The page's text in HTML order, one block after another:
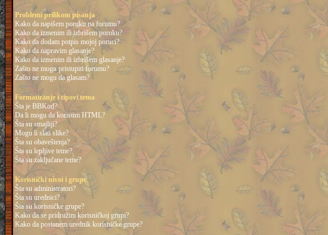
Problemi prilikom pisanja
Kako da napišem poruku na forumu?
Kako da izmenim ili izbrišem poruku?
Kako da dodam potpis mojoj poruci?
Kako da napravim glasanje?
Kako da izmenim ili izbrišem glasanje?
Zašto ne mogu pristupiti forumu?
Zašto ne mogu da glasam?
Formatiranje i tipovi tema
Šta je BBKod?
Da li mogu da koristim HTML?
Šta su smajliji?
Mogu li slati slike?
Šta su obaveštenja?
Šta su lepljive teme?
Šta su zaključane teme?
Korisnički nivoi i grupe
Šta su administratori?
Šta su urednici?
Šta su korisničke grupe?
Kako da se pridružim korisničkoj grupi?
Kako da postanem urednik korisničke grupe?